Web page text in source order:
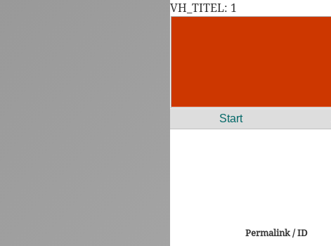
VH_TITEL: 1
Start
Permalink / ID